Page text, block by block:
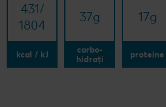
431/​
1804
kcal / kJ
37g
carbo-
hidrați
17g
proteine